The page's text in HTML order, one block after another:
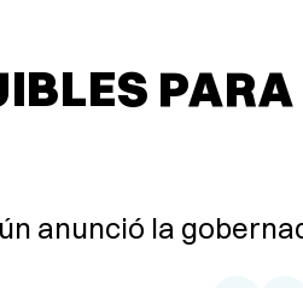
PARA
anunció la